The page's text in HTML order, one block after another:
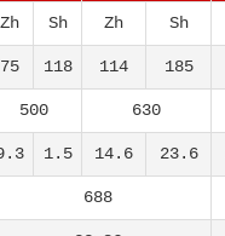
Zh Sh Zh Sh
75 118 114 185
500 630
1.5 14.6 23.6
688